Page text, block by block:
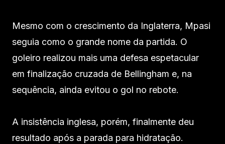
Mesmo com o crescimento da Inglaterra, Mpasi
seguia como o grande nome da partida. O
goleiro realizou mais uma defesa espetacular
em finalização cruzada de Bellingham e, na
sequência, ainda evitou o gol no rebote.
A insistência inglesa, porém, finalmente deu
resultado após a parada para hidratação.